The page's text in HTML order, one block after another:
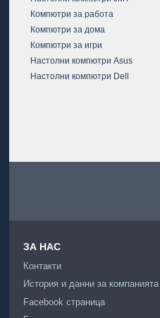
Компютри за работа
Компютри за дома
Компютри за игри
Настолни компютри Asus
Настолни компютри Dell
ЗА НАС
Контакти
История и данни за компанията
Facebook страница